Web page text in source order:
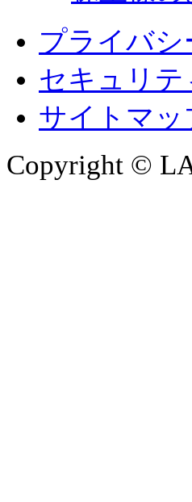
プライバ
セキュリ
サイトマッ
Copyright ©